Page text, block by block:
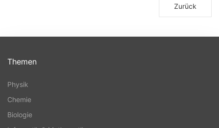
Zurück
Themen
Physik
Chemie
Biologie